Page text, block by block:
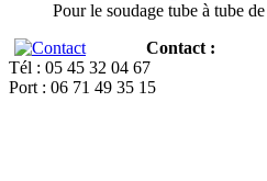
Pour le soudage tube à tube
Contact :
Tél : 05 45 32 04 67
Port : 06 71 49 35 15